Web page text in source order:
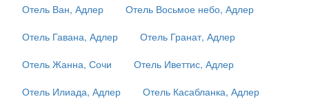
Отель Ван, Адлер
Отель Восьмое небо, Адлер
Отель Гавана, Адлер
Отель Гранат, Адлер
Отель Жанна, Сочи
Отель Иветтис, Адлер
Отель Илиада, Адлер
Отель Касабланка, Адлер